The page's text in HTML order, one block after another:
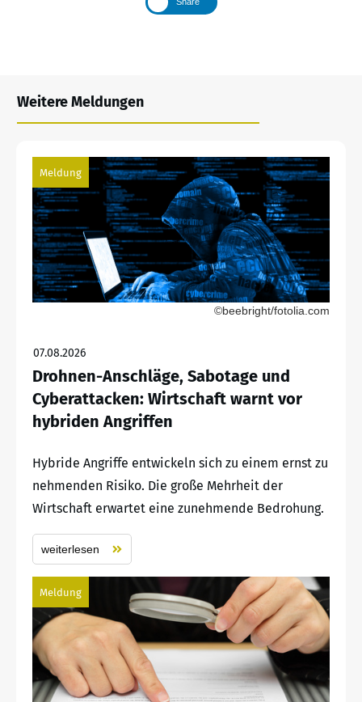
Weitere Meldungen
Meldung
©beebright/fotolia.com
07.08.2026
Drohnen-Anschläge, Sabotage und
Cyberattacken: Wirtschaft warnt vor
hybriden Angriffen
Hybride Angriffe entwickeln sich zu einem ernst zu
nehmenden Risiko. Die große Mehrheit der
Wirtschaft erwartet eine zunehmende Bedrohung.
weiterlesen
Meldung